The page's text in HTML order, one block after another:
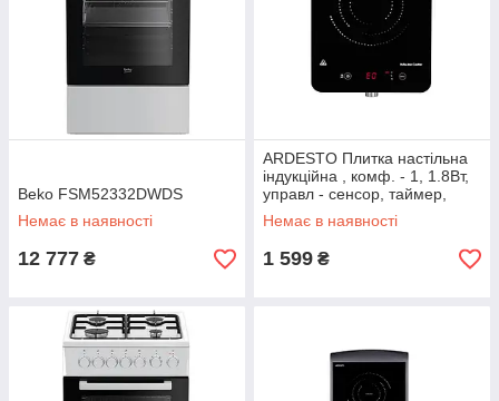
Beko FSM52332DWDS
Немає в наявності
12 777 ₴
ARDESTO Плитка настільна
індукційна , комф. - 1, 1.8Вт,
управл - сенсор, таймер,
чорний
Немає в наявності
1 599 ₴